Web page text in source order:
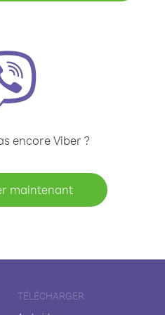
encore Viber ?
maintenant
TÉLÉCHARGER